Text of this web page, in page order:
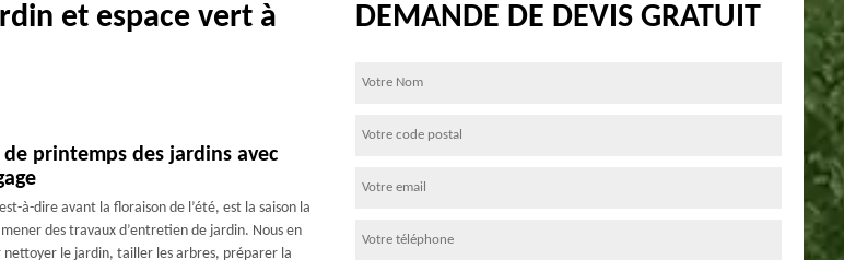
et espace vert à
de printemps des jardins avec
à-dire avant la floraison de l’été, est la saison la
des travaux d’entretien de jardin. Nous en
nettoyer le jardin, tailler les arbres, préparer la
DEMANDE DE DEVIS GRATUIT